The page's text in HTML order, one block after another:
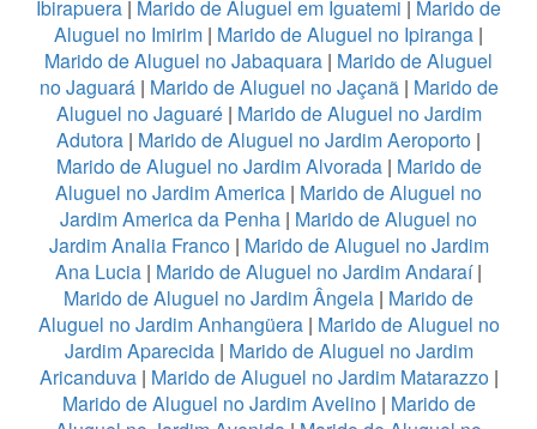
Ibirapuera | Marido de Aluguel em Iguatemi | Marido de
Aluguel no Imirim | Marido de Aluguel no Ipiranga |
Marido de Aluguel no Jabaquara | Marido de Aluguel
no Jaguará| Marido de Aluguel no Jaçanã| Marido de
Aluguel no Jaguaré| Marido de Aluguel no Jardim
Adutora | Marido de Aluguel no Jardim Aeroporto |
Marido de Aluguel no Jardim Alvorada| Marido de
Aluguel no Jardim America | Marido de Aluguel no
Jardim America da Penha | Marido de Aluguel no
Jardim Analia Franco| Marido de Aluguel no Jardim
Ana Lucia | Marido de Aluguel no Jardim Andaraí|
Marido de Aluguel no Jardim Ângela | Marido de
Aluguel no Jardim Anhangüera| Marido de Aluguel no
Jardim Aparecida| Marido de Aluguel no Jardim
Aricanduva| Marido de Aluguel no Jardim Matarazzo|
Marido de Aluguel no Jardim Avelino| Marido de